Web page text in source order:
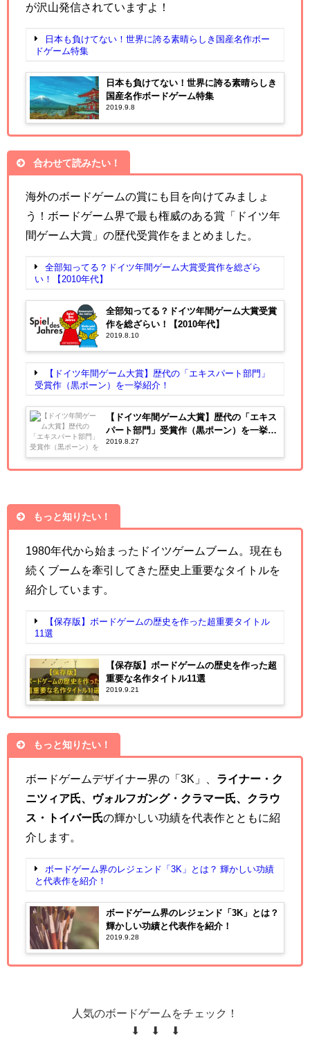
が沢山発信されていますよ！
日本も負けてない！世界に誇る素晴らしき国産名作ボー
ドゲーム特集
日本も負けてない！世界に誇る素晴らしき
国産名作ボードゲーム特集
2019.9.8
合わせて読みたい！
海外のボードゲームの賞にも目を向けてみましょ
う！ボードゲーム界で最も権威のある賞「ドイツ年
間ゲーム大賞」の歴代受賞作をまとめました。
全部知ってる？ドイツ年間ゲーム大賞受賞作を総ざら
い！【2010年代】
全部知ってる？ドイツ年間ゲーム大賞受賞
作を総ざらい！【2010年代】
2019.8.10
【ドイツ年間ゲーム大賞】歴代の「エキスパート部門」
受賞作（黒ポーン）を一挙紹介！
【ドイツ年間ゲーム大賞】歴代の「エキス
パート部門」受賞作（黒ポーン）を一挙紹
介！
2019.8.27
もっと知りたい！
1980年代から始まったドイツゲームブーム。現在も
続くブームを牽引してきた歴史上重要なタイトルを
紹介しています。
【保存版】ボードゲームの歴史を作った超重要タイトル
11選
【保存版】ボードゲームの歴史を作った超
重要な名作タイトル11選
2019.9.21
もっと知りたい！
ボードゲームデザイナー界の「3K」、 ライナー・ク
ニツィア氏、ヴォルフガング・クラマー氏、クラウ
ス・トイバー氏の輝かしい功績を代表作とともに紹
介します。
ボードゲーム界のレジェンド「3K」とは？ 輝かしい功績
と代表作を紹介！
ボードゲーム界のレジェンド「3K」とは？
輝かしい功績と代表作を紹介！
2019.9.28
人気のボードゲームをチェック！
⬇ ⬇ ⬇